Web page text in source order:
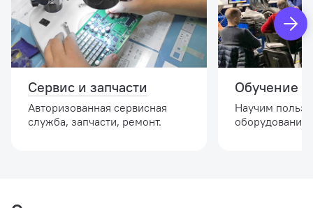
Сервис и запчасти
Авторизованная сервисная
служба, запчасти, ремонт.
Обучение
Научим